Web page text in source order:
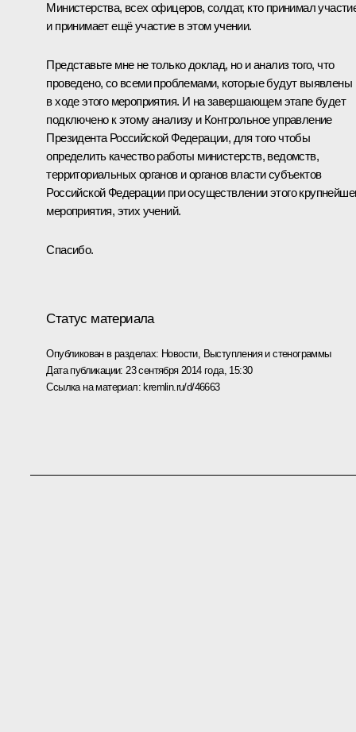
Министерства, всех офицеров, солдат, кто принимал
и принимает ещё участие в этом учении.
Представьте мне не только доклад, но и анализ того, что
проведено, со всеми проблемами, которые будут выявлены
в ходе этого мероприятия. И на завершающем этапе будет
подключено к этому анализу и Контрольное управление
Президента Российской Федерации, для того чтобы
определить качество работы министерств, ведомств,
территориальных органов и органов власти субъектов
Российской Федерации при осуществлении этого
мероприятия, этих учений.
Спасибо.
Статус материала
Опубликован в разделах: Новости, Выступления и стенограммы
Дата публикации: 23 сентября 2014 года, 15:30
Ссылка на материал: kremlin.ru/d/46663